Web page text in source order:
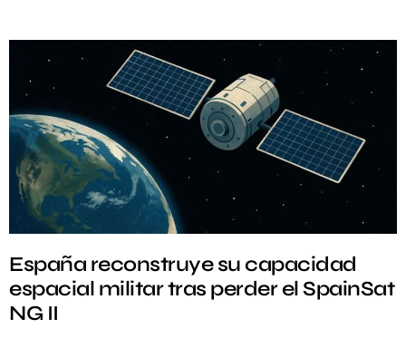
España reconstruye su capacidad
espacial militar tras perder el SpainSat
NG II